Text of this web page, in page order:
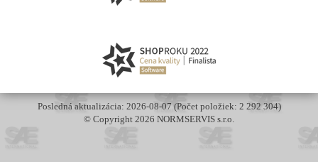
Posledná aktualizácia: 2026-08-07 (Počet položiek: 2 292 304)
© Copyright 2026 NORMSERVIS s.r.o.